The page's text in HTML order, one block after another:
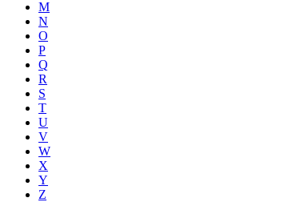
M
N
O
P
Q
R
S
T
U
V
W
X
Y
Z